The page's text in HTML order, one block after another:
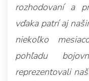
rozhodovaní a
vďaka patrí aj
niekoľko
pohľadu
reprezentovali